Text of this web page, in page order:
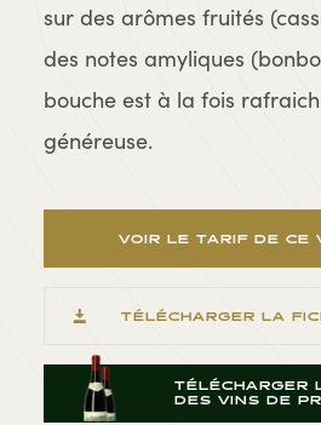
sur des arômes fruités
des notes amyliques
bouche est à la fois
généreuse.
VOIR LE TARIF DE CE
TÉLÉCHARGER LA
TÉLÉCHARGER
DES VINS DE